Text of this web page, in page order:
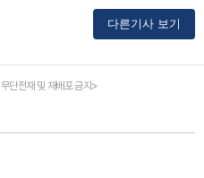
다른기사 보기
단전재 및 재배포 금지>